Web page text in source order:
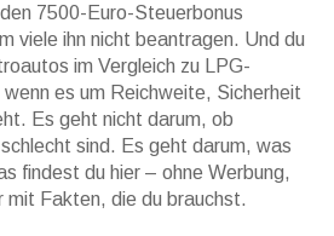
7500-Euro-Steuerbonus
viele ihn nicht beantragen. Und du
im Vergleich zu LPG-
es um Reichweite, Sicherheit
Es geht nicht darum, ob
sind. Es geht darum, was
findest du hier – ohne Werbung,
mit Fakten, die du brauchst.